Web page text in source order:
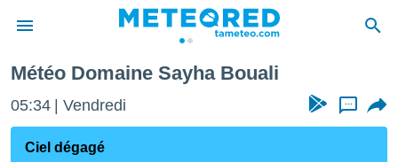
de
Météo Domaine Sayha Bouali
05:34 Vendredi ...
Ciel dégagé